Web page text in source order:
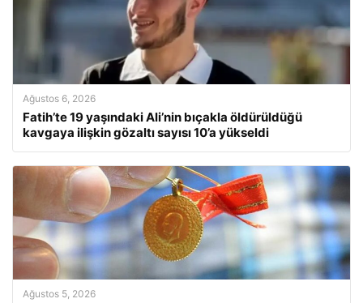
Ağustos 6, 2026
Fatih’te 19 yaşındaki Ali’nin bıçakla öldürüldüğü
kavgaya ilişkin gözaltı sayısı 10’a yükseldi
Ağustos 5, 2026